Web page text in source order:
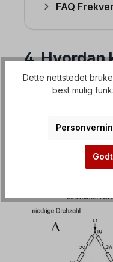
FAQ
4. Hvordan
Polskiftende
diagram viser
vanligste
motorer med to
Dette nettstedet
best mulig